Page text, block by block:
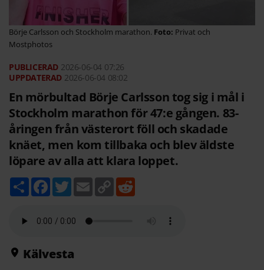
Börje Carlsson och Stockholm marathon.
Privat och
Mostphotos
2026-06-04 07:26
2026-06-04 08:02
En mörbultad Börje Carlsson tog sig i mål i
Stockholm marathon för 47:e gången. 83-
åringen från västerort föll och skadade
knäet, men kom tillbaka och blev äldste
löpare av alla att klara loppet.
D
e
F
b
T
w
t
E
m
C
o
Kälvesta